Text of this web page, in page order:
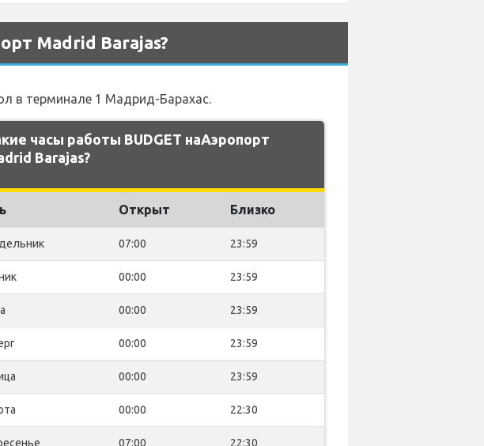
Madrid Barajas?
в терминале 1 Мадрид-Барахас.
часы работы BUDGET наАэропорт
Barajas?
Открыт Близко
07:00 23:59
00:00 23:59
00:00 23:59
00:00 23:59
00:00 23:59
00:00 22:30
07:00 22:30